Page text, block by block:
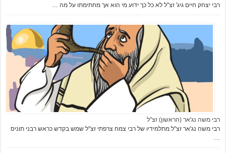
רבי יצחק חיים גיג' זצ"ל לא כל כך ידוע מי הוא אך מחתימתו על מה …
רבי משה נג'אר (הראשון) זצ"ל
רבי משה נג'אר זצ"ל מתלמידיו של רבי צמח צרפתי זצ"ל שמש בקדש כראש רבני תוניס
…